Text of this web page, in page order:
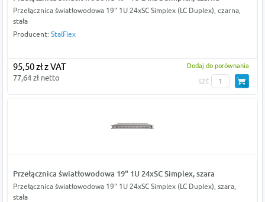
Przełącznica światłowodowa 19" 1U 24xSC Simplex (LC Duplex), czarna,
stała
Producent: StalFlex
95,50 zł z VAT
77,64 zł netto
Dodaj do porównania
szt
Przełącznica światłowodowa 19" 1U 24xSC Simplex, szara
Przełącznica światłowodowa 19" 1U 24xSC Simplex (LC Duplex), szara,
stała